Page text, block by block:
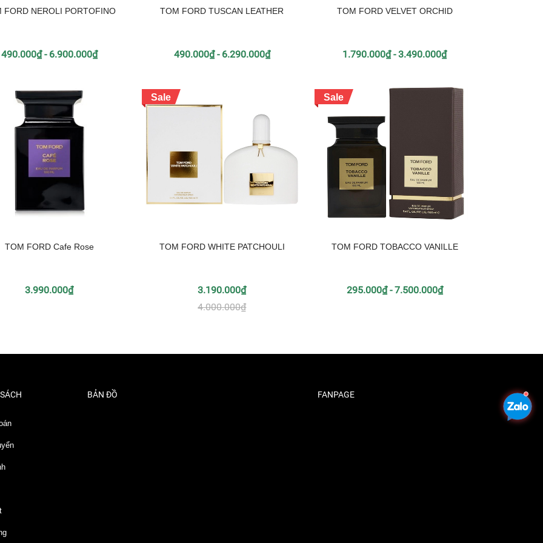
FORD NEROLI PORTOFINO
490.000₫ - 6.900.000₫
TOM FORD TUSCAN LEATHER
490.000₫ - 6.290.000₫
TOM FORD VELVET ORCHID
1.790.000₫ - 3.490.000₫
TOM FORD Cafe Rose
3.990.000₫
Sale
TOM FORD WHITE PATCHOULI
3.190.000₫
4.000.000₫
Sale
TOM FORD TOBACCO VANILLE
295.000₫ - 7.500.000₫
BẢN ĐỒ FANPAGE